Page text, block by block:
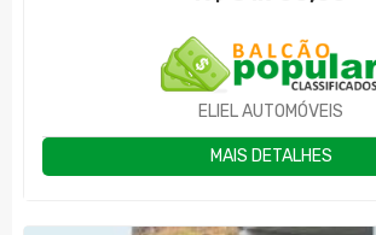
ELIEL AUTOMÓVEIS
MAIS DETALHES